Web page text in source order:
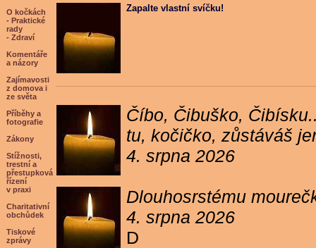
O kočkách
- Praktické
rady
- Zdraví
Komentáře
a názory
Zajímavosti
z domova i
ze světa
Příběhy a
fotografie
Zákony
Stížnosti,
trestní a
přestupková
řízení
v praxi
Charitativní
obchůdek
Tiskové
zprávy
Zapalte vlastní svíčku!
Číbo, Čibuško,
tu, kočičko, zůstáváš
4. srpna 2026
Dlouhosrstému
4. srpna 2026
D